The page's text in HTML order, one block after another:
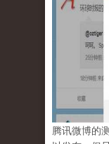
腾讯微博的